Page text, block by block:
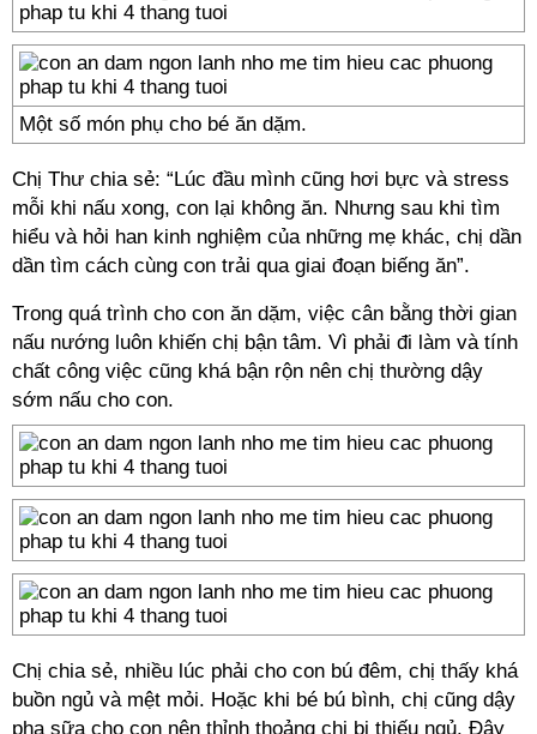
Một số món phụ cho bé ăn dặm.
Chị Thư chia sẻ: “Lúc đầu mình cũng hơi bực và stress
mỗi khi nấu xong, con lại không ăn. Nhưng sau khi tìm
hiểu và hỏi han kinh nghiệm của những mẹ khác, chị dần
dần tìm cách cùng con trải qua giai đoạn biếng ăn”.
Trong quá trình cho con ăn dặm, việc cân bằng thời gian
nấu nướng luôn khiến chị bận tâm. Vì phải đi làm và tính
chất công việc cũng khá bận rộn nên chị thường dậy
sớm nấu cho con.
Chị chia sẻ, nhiều lúc phải cho con bú đêm, chị thấy khá
buồn ngủ và mệt mỏi. Hoặc khi bé bú bình, chị cũng dậy
pha sữa cho con nên thỉnh thoảng chị bị thiếu ngủ. Đây